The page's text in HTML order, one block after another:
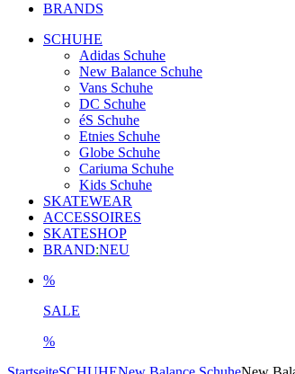
BRANDS
SCHUHE
Adidas Schuhe
New Balance Schuhe
Vans Schuhe
DC Schuhe
éS Schuhe
Etnies Schuhe
Globe Schuhe
Cariuma Schuhe
Kids Schuhe
SKATEWEAR
ACCESSOIRES
SKATESHOP
BRAND:NEU
%
SALE
%